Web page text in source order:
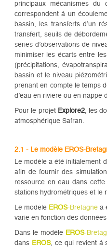
principaux mécanismes du
correspondent à un
bassin, les transferts d’un
transfert, seuils de
séries d’observations de
minimiser les écarts entre
(précipitations,
bassin et le niveau
prenant en compte le temps
d’eau en rivière ou en
Pour le projet Explore2, les
atmosphérique Safran.
2.1 - Le modèle EROS-
Le modèle a été initialement
afin de fournir des
ressource en eau dans
stations hydrométriques et le
Le modèle EROS-Bretagne a
varie en fonction des
Dans le modèle EROS-
dans EROS, ce qui revient à